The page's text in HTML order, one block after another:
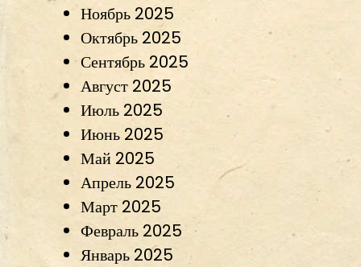
Ноябрь 2025
Октябрь 2025
Сентябрь 2025
Август 2025
Июль 2025
Июнь 2025
Май 2025
Апрель 2025
Март 2025
Февраль 2025
Январь 2025